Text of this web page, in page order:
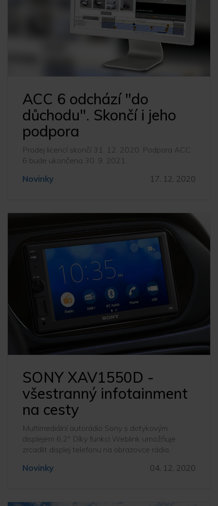
ACC 6 odchází "do
důchodu". Skončí i jeho
podpora
Prodej licencí skončí 31. 12. 2020. Podpora ACC
6 bude ukončena 30. 9. 2021.
Novinky 17. 12. 2020
SONY XAV1550D -
všestranný infotainment
na cesty
Multimediální autorádio Sony s dotykovým
displejem 6.2" Díky funkci Weblink umožňuje
zrcadlit displej telefonu na obrazovce rádia.
Novinky 04. 12. 2020